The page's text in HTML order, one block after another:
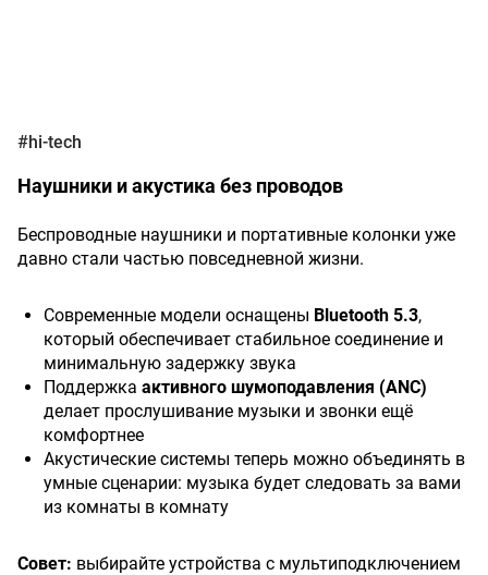
#hi-tech
Наушники и акустика без проводов
Беспроводные наушники и портативные колонки уже
давно стали частью повседневной жизни.
Современные модели оснащены Bluetooth 5.3,
который обеспечивает стабильное соединение и
минимальную задержку звука
Поддержка активного шумоподавления (ANC)
делает прослушивание музыки и звонки ещё
комфортнее
Акустические системы теперь можно объединять в
умные сценарии: музыка будет следовать за вами
из комнаты в комнату
Совет: выбирайте устройства с мультиподключением